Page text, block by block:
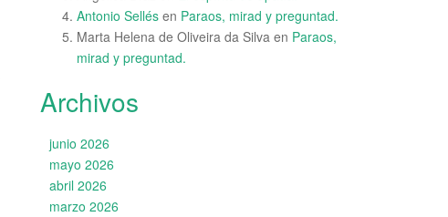
Antonio Sellés en Paraos, mirad y preguntad.
Marta Helena de Oliveira da Silva en Paraos,
mirad y preguntad.
Archivos
junio 2026
mayo 2026
abril 2026
marzo 2026